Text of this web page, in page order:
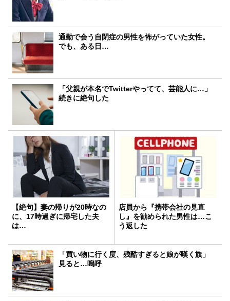
通勤で会う自閉症の男性を怖がっていた女性。
でも、ある日…
「父親が本名でTwitterやってて、芸能人に…」
続きに絶句した
【絶句】妻の帰りが20時なの
に、17時過ぎに帰宅した夫
は…
店員から『携帯会社の見直
し』を勧められた男性は…こ
う返した
「買い物に行く度、残酷すぎると娘が嘆く旗」
見ると…嗚呼